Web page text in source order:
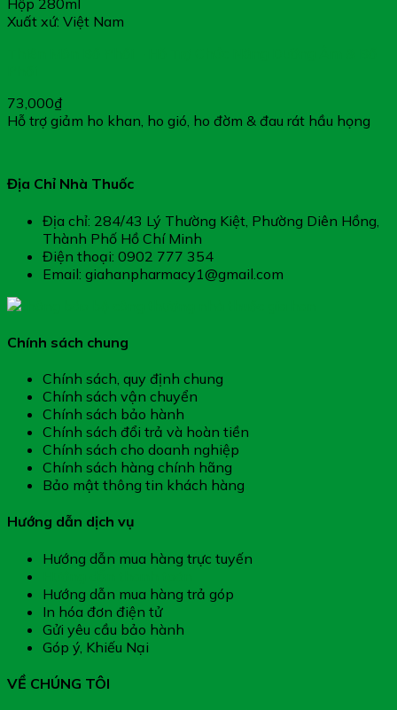
Hộp 280ml
Xuất xứ: Việt Nam
73,000₫
Hỗ trợ giảm ho khan, ho gió, ho đờm & đau rát hầu họng
Địa Chỉ Nhà Thuốc
Địa chỉ: 284/43 Lý Thường Kiệt, Phường Diên Hồng,
Thành Phố Hồ Chí Minh
Điện thoại: 0902 777 354
Email: giahanpharmacy1@gmail.com
Chính sách chung
Chính sách, quy định chung
Chính sách vận chuyển
Chính sách bảo hành
Chính sách đổi trả và hoàn tiền
Chính sách cho doanh nghiệp
Chính sách hàng chính hãng
Bảo mật thông tin khách hàng
Hướng dẫn dịch vụ
Hướng dẫn mua hàng trực tuyến
Hướng dẫn mua hàng trả góp
In hóa đơn điện tử
Gửi yêu cầu bảo hành
Góp ý, Khiếu Nại
VỀ CHÚNG TÔI